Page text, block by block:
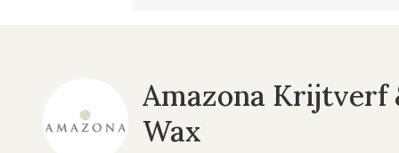
Amazona Krijtverf
Wax